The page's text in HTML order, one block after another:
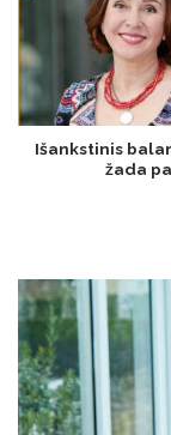
Išankstinis
žada